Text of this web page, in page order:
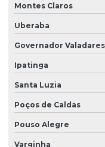
Montes Claros
Uberaba
Governador Valadares
Ipatinga
Santa Luzia
Poços de Caldas
Pouso Alegre
Varginha